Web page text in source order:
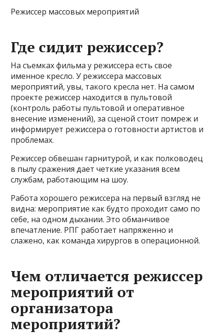
Режиссер массовых мероприятий
Где сидит режиссер?
На съемках фильма у режиссера есть свое
именное кресло. У режиссера массовых
мероприятий, увы, такого кресла нет. На самом
проекте режиссер находится в пультовой
(контроль работы пультовой и оперативное
внесение изменений), за сценой стоит помреж и
информирует режиссера о готовности артистов и
проблемах.
Режиссер обвешан гарнитурой, и как полководец
в пылу сражения дает четкие указания всем
службам, работающим на шоу.
Работа хорошего режиссера на первый взгляд не
видна: мероприятие как будто проходит само по
себе, на одном дыхании. Это обманчивое
впечатление. РПГ работает напряженно и
слажено, как команда хирургов в операционной.
Чем отличается режиссер
мероприятий от
организатора
мероприятий?